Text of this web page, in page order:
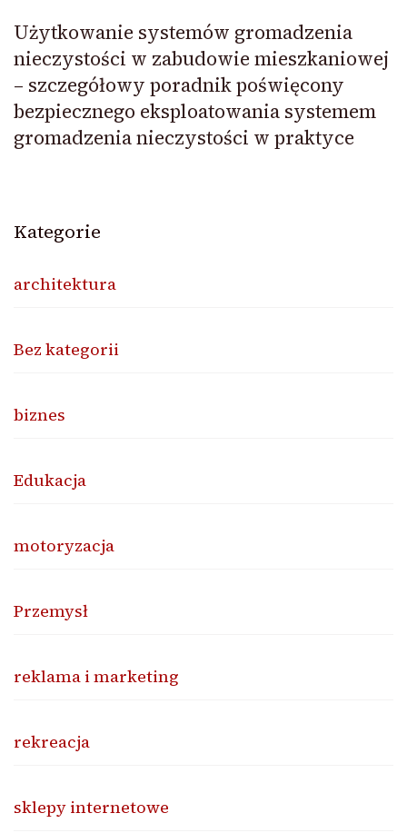
Użytkowanie systemów gromadzenia
nieczystości w zabudowie mieszkaniowej
– szczegółowy poradnik poświęcony
bezpiecznego eksploatowania systemem
gromadzenia nieczystości w praktyce
Kategorie
architektura
Bez kategorii
biznes
Edukacja
motoryzacja
Przemysł
reklama i marketing
rekreacja
sklepy internetowe